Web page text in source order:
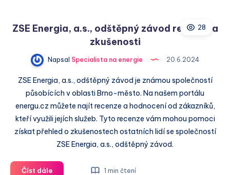
recenze
28
ZSE Energia, a.s., odštěpný závod recenze a
zkušenosti
Napsal Specialista na energie 20.6.2024
ZSE Energia, a.s., odštěpný závod je známou společností
působících v oblasti Brno-město. Na našem portálu
energu.cz můžete najít recenze a hodnocení od zákazníků,
kteří využili jejích služeb. Tyto recenze vám mohou pomoci
získat přehled o zkušenostech ostatních lidí se společností
ZSE Energia, a.s., odštěpný závod.
Číst dáleZSE
1 min čtení